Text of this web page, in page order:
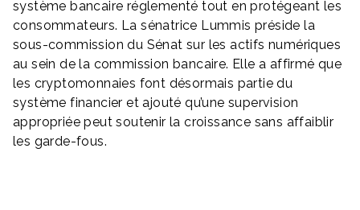
système bancaire réglementé tout en protégeant les
consommateurs. La sénatrice Lummis préside la
sous-commission du Sénat sur les actifs numériques
au sein de la commission bancaire. Elle a affirmé que
les cryptomonnaies font désormais partie du
système financier et ajouté qu’une supervision
appropriée peut soutenir la croissance sans affaiblir
les garde-fous.